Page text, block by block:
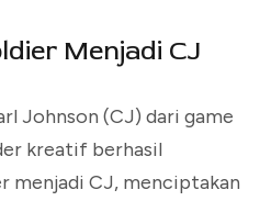
Menjadi CJ
Johnson (CJ) dari game
kreatif berhasil
menjadi CJ, menciptakan